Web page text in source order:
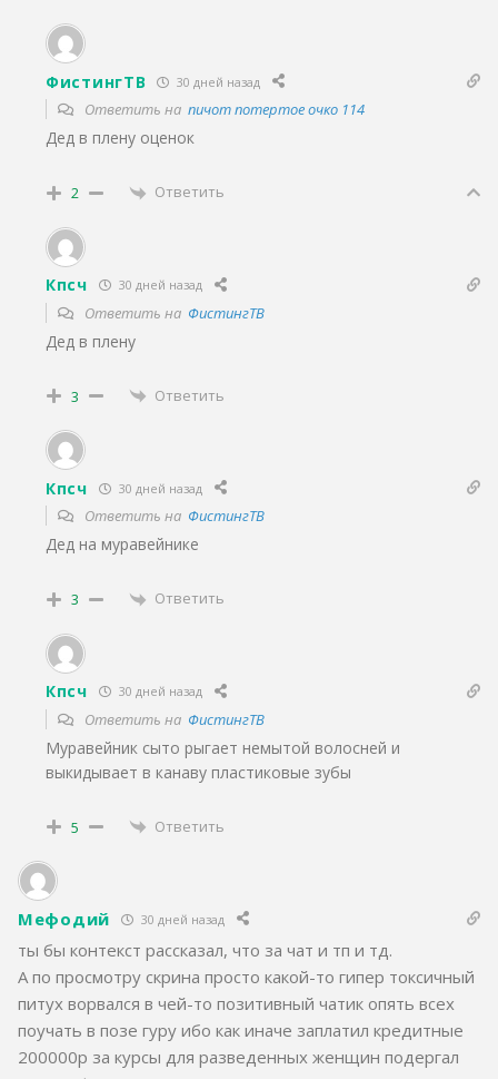
ФистингТВ 30 дней назад
Ответить на пичот потертое очко 114
Дед в плену оценок
2 Ответить
Кпсч 30 дней назад
Ответить на ФистингТВ
Дед в плену
3 Ответить
Кпсч 30 дней назад
Ответить на ФистингТВ
Дед на муравейнике
3 Ответить
Кпсч 30 дней назад
Ответить на ФистингТВ
Муравейник сыто рыгает немытой волосней и
выкидывает в канаву пластиковые зубы
5 Ответить
Мефодий 30 дней назад
ты бы контекст рассказал, что за чат и тп и тд.
А по просмотру скрина просто какой-то гипер токсичный
питух ворвался в чей-то позитивный чатик опять всех
поучать в позе гуру ибо как иначе заплатил кредитные
200000р за курсы для разведенных женщин подергал